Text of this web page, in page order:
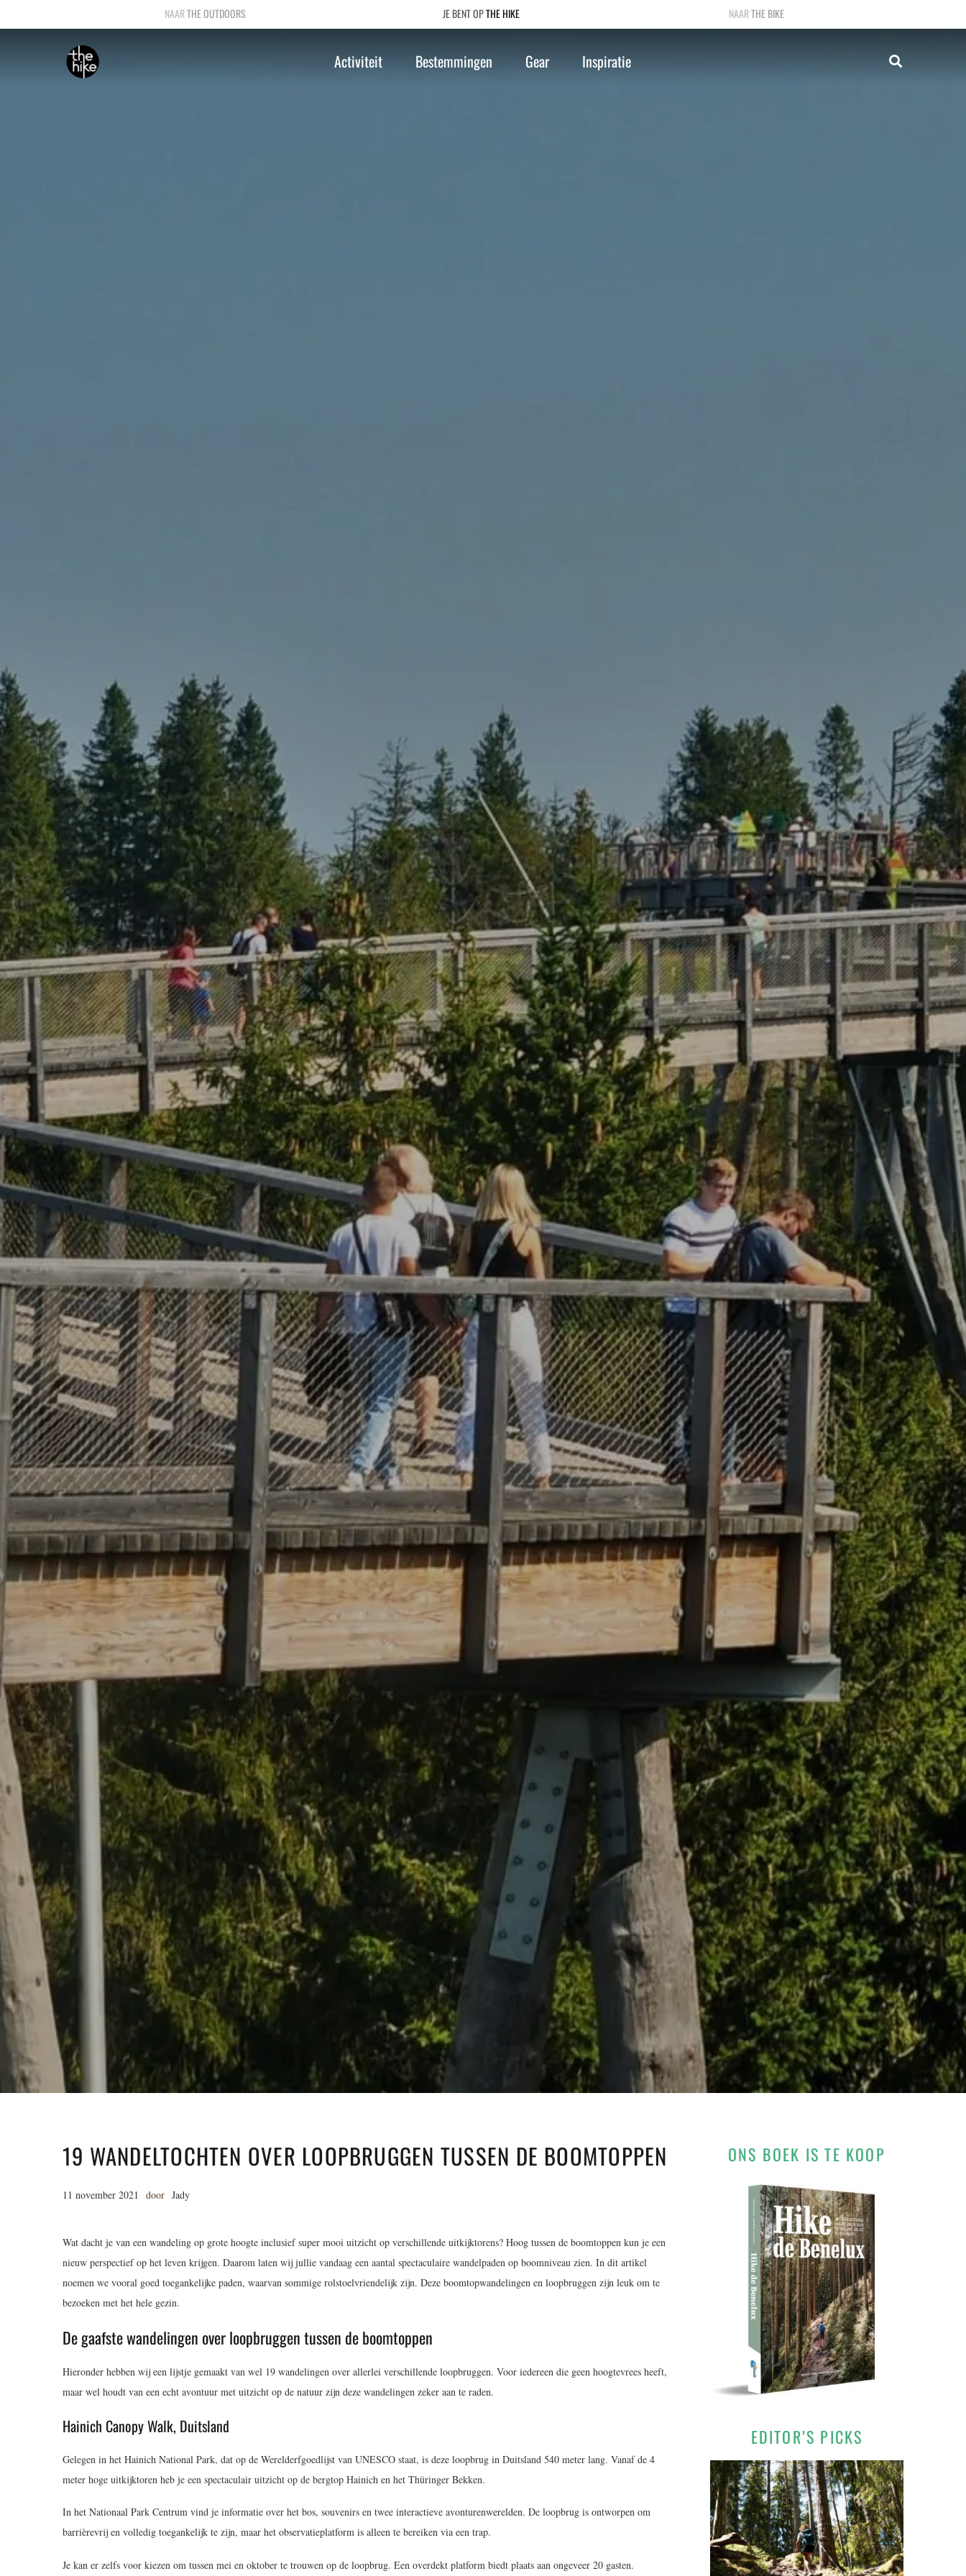
THE OUTDOORS THE HIKE THE BIKE
Activiteit Bestemmingen Gear Inspiratie
19 WANDELTOCHTEN OVER LOOPBRUGGEN TUSSEN DE BOOMTOPPEN
11 november 2021 door Jady
Wat dacht je van een wandeling op grote hoogte inclusief super mooi uitzicht op verschillende uitkijktorens? Hoog tussen de boomtoppen kun je een
nieuw perspectief op het leven krijgen. Daarom laten wij jullie vandaag een aantal spectaculaire wandelpaden op boomniveau zien. In dit artikel
noemen we vooral goed toegankelijke paden, waarvan sommige rolstoelvriendelijk zijn. Deze boomtopwandelingen en loopbruggen zijn leuk om te
bezoeken met het hele gezin.
De gaafste wandelingen over loopbruggen tussen de boomtoppen
Hieronder hebben wij een lijstje gemaakt van wel 19 wandelingen over allerlei verschillende loopbruggen. Voor iedereen die geen hoogtevrees heeft,
maar wel houdt van een echt avontuur met uitzicht op de natuur zijn deze wandelingen zeker aan te raden.
Hainich Canopy Walk, Duitsland
Gelegen in het Hainich National Park, dat op de Werelderfgoedlijst van UNESCO staat, is deze loopbrug in Duitsland 540 meter lang. Vanaf de 4
meter hoge uitkijktoren heb je een spectaculair uitzicht op de bergtop Hainich en het Thüringer Bekken.
In het Nationaal Park Centrum vind je informatie over het bos, souvenirs en twee interactieve avonturenwerelden. De loopbrug is ontworpen om
barrièrevrij en volledig toegankelijk te zijn, maar het observatieplatform is alleen te bereiken via een trap.
Je kan er zelfs voor kiezen om tussen mei en oktober te trouwen op de loopbrug. Een overdekt platform biedt plaats aan ongeveer 20 gasten.
ONS BOEK IS TE KOOP
EDITOR’S PICKS